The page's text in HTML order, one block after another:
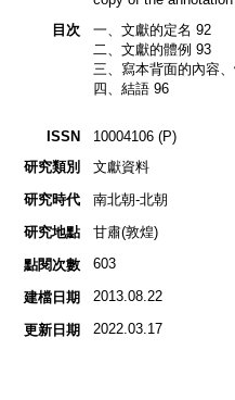
目次
一、文獻的定名 92
二、文獻的體例 93
三、寫本背面的內容
四、結語 96
ISSN
10004106 (P)
研究類別
文獻資料
研究時代
南北朝-北朝
研究地點
甘肅(敦煌)
點閱次數
603
建檔日期 2013.08.22
更新日期 2022.03.17